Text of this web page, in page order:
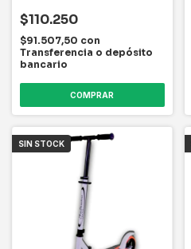
$110.250
$91.507,50 con
Transferencia o depósito
bancario
COMPRAR
SIN STOCK